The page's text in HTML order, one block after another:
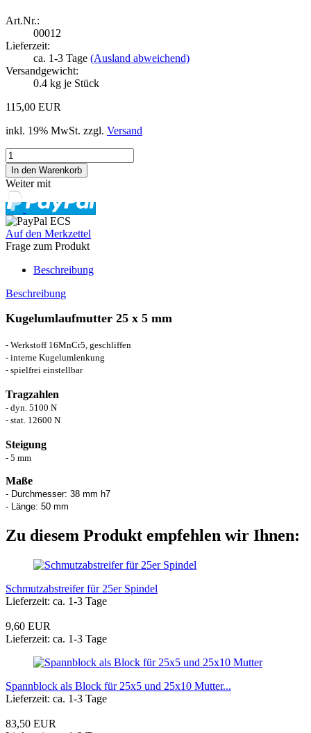
Art.Nr.:
00012
Lieferzeit:
ca. 1-3 Tage (Ausland abweichend)
Versandgewicht:
0.4 kg je Stück
115,00 EUR
inkl. 19% MwSt. zzgl. Versand
Weiter mit
Auf den Merkzettel
Frage zum Produkt
Beschreibung
Beschreibung
Kugelumlaufmutter 25 x 5 mm
- Werkstoff 16MnCr5, geschliffen
- interne Kugelumlenkung
- spielfrei einstellbar
Tragzahlen
- dyn. 5100 N
- stat. 12600 N
Steigung
- 5 mm
Maße
- Durchmesser: 38 mm h7
- Länge: 50 mm
Zu diesem Produkt empfehlen wir Ihnen:
Schmutzabstreifer für 25er Spindel
Lieferzeit: ca. 1-3 Tage
9,60 EUR
Lieferzeit: ca. 1-3 Tage
Spannblock als Block für 25x5 und 25x10 Mutter...
Lieferzeit: ca. 1-3 Tage
83,50 EUR